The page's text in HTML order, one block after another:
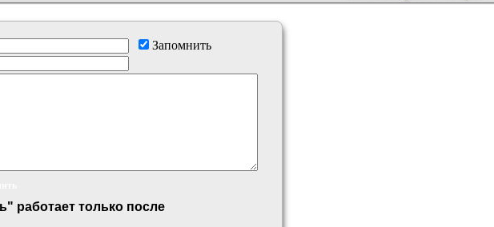
Запомнить
работает только после